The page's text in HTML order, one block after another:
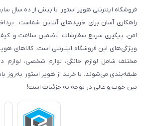
فروشگاه اینترنتی هویر استور، با بیش از ده سال
راهکاری آسان برای خریدهای آنلاین شماست.
امن، پیگیری سریع سفارشات، تضمین سلامت و
ویژگی‌های این فروشگاه اینترنتی است. کالاهای
مختلف شامل لوازم خانگی، لوازم شخصی، لوازم
طبقه‌بندی می‌شوند. با خرید از هویر استور به‌روز
بین خوب و عالی در توجه به جزئیات است!